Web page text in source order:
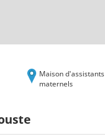
Maison d'assistants
maternels